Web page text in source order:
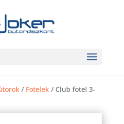
/ Fotelek/ Club fotel 3-